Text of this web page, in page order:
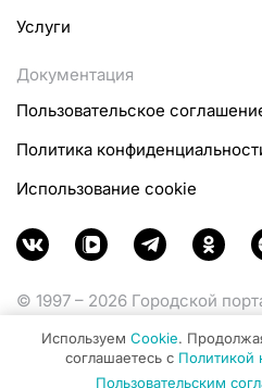
Услуги
Документация
Пользовательское
Политика
Использование cookie
© 1997 – 2026 Городской
Министерства цифрового
коммуникаций Российской
Используем Cookie.
соглашаетесь с Политикой
Пользовательским